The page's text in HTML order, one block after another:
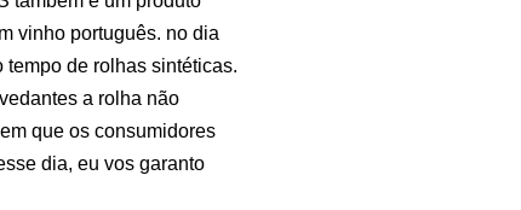
vinho português. no dia
de rolhas sintéticas.
a rolha não
que os consumidores
dia, eu vos garanto